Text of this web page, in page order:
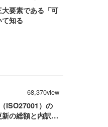
要素である「可
知る
68,370view
ISO27001）の
の総額と内訳を